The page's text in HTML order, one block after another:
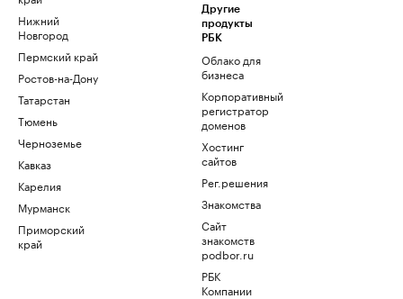
Нижний
Новгород
Пермский край
Ростов-на-Дону
Татарстан
Тюмень
Черноземье
Кавказ
Карелия
Мурманск
Приморский
край
Другие
продукты
РБК
Облако для
бизнеса
Корпоративный
регистратор
доменов
Хостинг
сайтов
Рег.решения
Знакомства
Сайт
знакомств
podbor.ru
РБК
Компании